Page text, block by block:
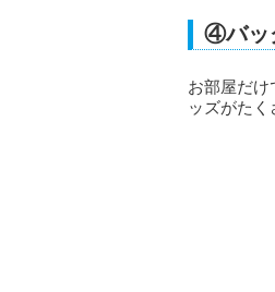
④バッ
お部屋だ
ッズがたく